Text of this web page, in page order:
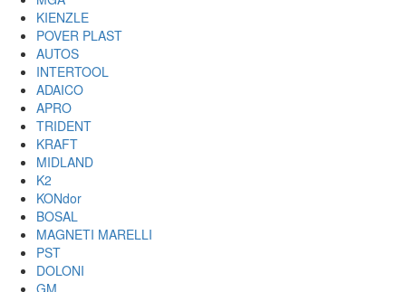
KIENZLE
POVER PLAST
AUTOS
INTERTOOL
ADAICO
APRO
TRIDENT
KRAFT
MIDLAND
K2
KONdor
BOSAL
MAGNETI MARELLI
PST
DOLONI